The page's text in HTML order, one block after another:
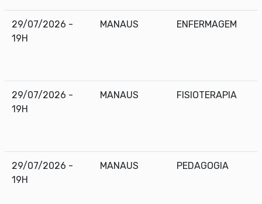
29/07/2026 -
19H
MANAUS ENFERMAGEM
29/07/2026 -
19H
MANAUS FISIOTERAPIA
29/07/2026 -
19H
MANAUS PEDAGOGIA